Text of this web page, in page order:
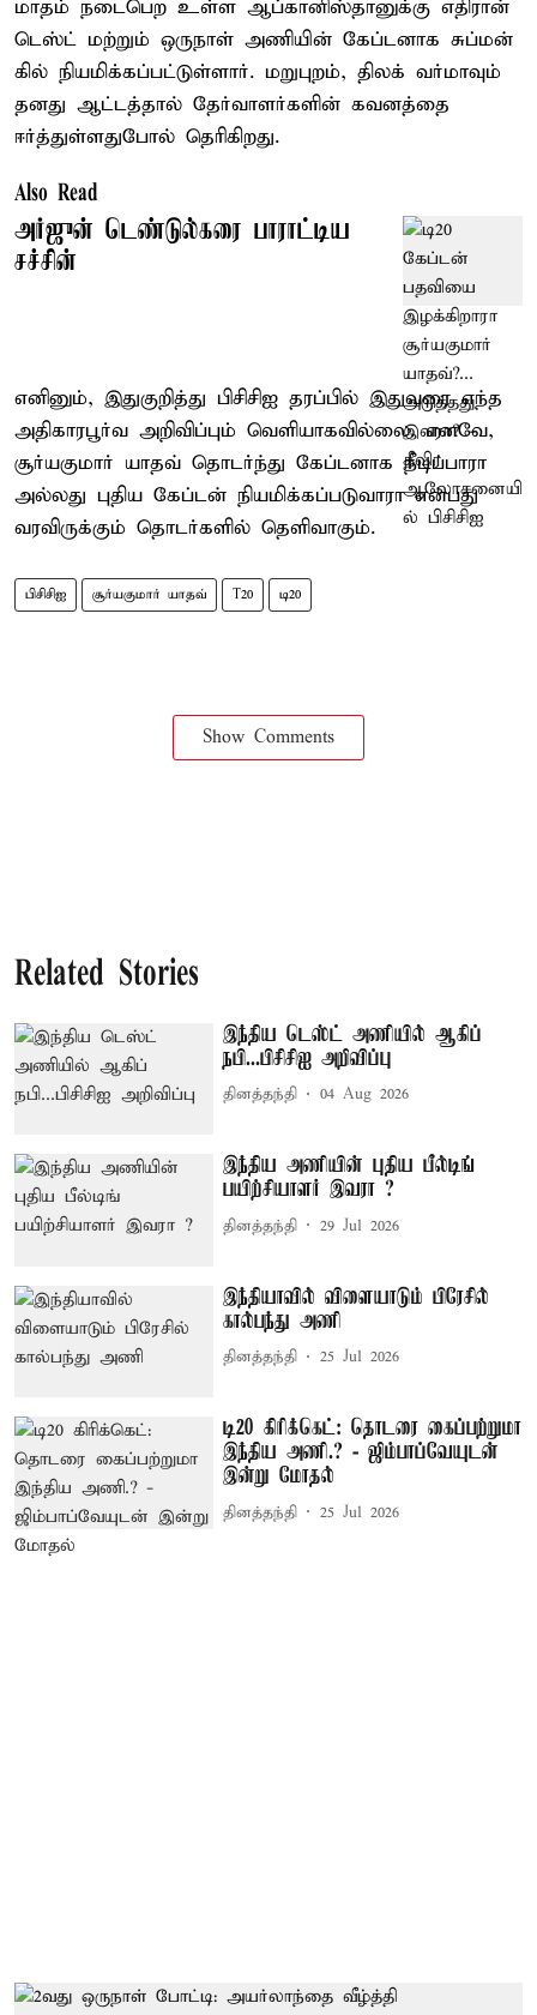
மாதம் நடைபெற உள்ள ஆப்கானிஸ்தானுக்கு எதிரான்
டெஸ்ட் மற்றும் ஒருநாள் அணியின் கேப்டனாக சுப்மன்
கில் நியமிக்கப்பட்டுள்ளார். மறுபுறம், திலக் வர்மாவும்
தனது ஆட்டத்தால் தேர்வாளர்களின் கவனத்தை
ஈர்த்துள்ளதுபோல் தெரிகிறது.
Also Read
அர்ஜுன் டெண்டுல்கரை பாராட்டிய
சச்சின்
எனினும், இதுகுறித்து பிசிசிஐ தரப்பில் இதுவரை எந்த
அதிகாரபூர்வ அறிவிப்பும் வெளியாகவில்லை. எனவே,
சூர்யகுமார் யாதவ் தொடர்ந்து கேப்டனாக நீடிப்பாரா
அல்லது புதிய கேப்டன் நியமிக்கப்படுவாரா என்பது
வரவிருக்கும் தொடர்களில் தெளிவாகும்.
பிசிசிஐ சூர்யகுமார் யாதவ் T20 டி20
Show Comments
Related Stories
இந்திய டெஸ்ட் அணியில் ஆகிப்
நபி...பிசிசிஐ அறிவிப்பு
தினத்தந்தி 04 Aug 2026
இந்திய அணியின் புதிய பீல்டிங்
பயிற்சியாளர் இவரா ?
தினத்தந்தி 29 Jul 2026
இந்தியாவில் விளையாடும் பிரேசில்
கால்பந்து அணி
தினத்தந்தி 25 Jul 2026
டி20 கிரிக்கெட்: தொடரை கைப்பற்றுமா
இந்திய அணி.? - ஜிம்பாப்வேயுடன்
இன்று மோதல்
தினத்தந்தி 25 Jul 2026